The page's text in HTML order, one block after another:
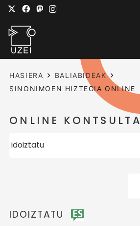
HASIERA
BALIABIDEAK
SINONIMOEN HIZTEGIA ONLINE
ONLINE KONTSULTA
IDOIZTATU